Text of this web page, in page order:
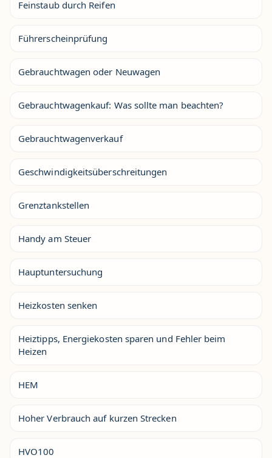
Feinstaub durch Reifen
Führerscheinprüfung
Gebrauchtwagen oder Neuwagen
Gebrauchtwagenkauf: Was sollte man beachten?
Gebrauchtwagenverkauf
Geschwindigkeitsüberschreitungen
Grenztankstellen
Handy am Steuer
Hauptuntersuchung
Heizkosten senken
Heiztipps, Energiekosten sparen und Fehler beim
Heizen
HEM
Hoher Verbrauch auf kurzen Strecken
HVO100